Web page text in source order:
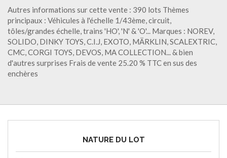
Autres informations sur cette vente : 390 lots Thèmes
principaux : Véhicules à l'échelle 1/43ème, circuit,
tôles/grandes échelle, trains 'HO', 'N' & 'O'... Marques : NOREV,
SOLIDO, DINKY TOYS, C.I.J, EXOTO, MÄRKLIN, SCALEXTRIC,
CMC, CORGI TOYS, DEVOS, MA COLLECTION... & bien
d'autres surprises Frais de vente 25.20 % TTC en sus des
enchères
NATURE DU LOT